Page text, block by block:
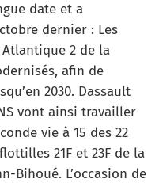
date et a
dernier : Les
2 de la
afin de
2030. Dassault
vont ainsi travailler
vie à 15 des 22
21F et 23F de la
Bihoué. L’occasion de